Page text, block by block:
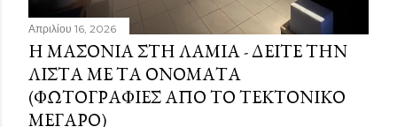
Απριλίου 16, 2026
Η ΜΑΣΟΝΊΑ ΣΤΗ ΛΑΜΊΑ - ΔΕΊΤΕ ΤΗΝ
ΛΊΣΤΑ ΜΕ ΤΑ ΟΝΌΜΑΤΑ
(ΦΩΤΟΓΡΑΦΊΕΣ ΑΠΌ ΤΟ ΤΕΚΤΟΝΙΚΌ
ΜΈΓΑΡΟ)